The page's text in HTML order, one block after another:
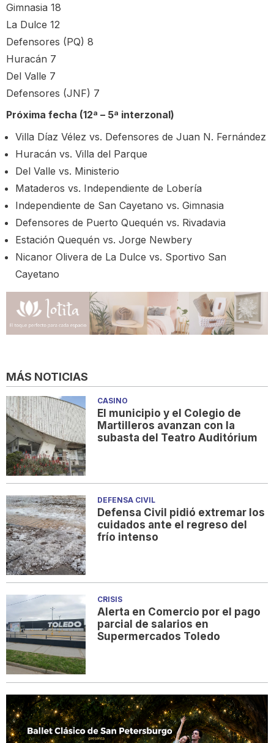
Gimnasia 18
La Dulce 12
Defensores (PQ) 8
Huracán 7
Del Valle 7
Defensores (JNF) 7
Próxima fecha (12ª – 5ª interzonal)
Villa Díaz Vélez vs. Defensores de Juan N. Fernández
Huracán vs. Villa del Parque
Del Valle vs. Ministerio
Mataderos vs. Independiente de Lobería
Independiente de San Cayetano vs. Gimnasia
Defensores de Puerto Quequén vs. Rivadavia
Estación Quequén vs. Jorge Newbery
Nicanor Olivera de La Dulce vs. Sportivo San
Cayetano
MÁS NOTICIAS
CASINO
El municipio y el Colegio de
Martilleros avanzan con la
subasta del Teatro Auditórium
DEFENSA CIVIL
Defensa Civil pidió extremar los
cuidados ante el regreso del
frío intenso
CRISIS
Alerta en Comercio por el pago
parcial de salarios en
Supermercados Toledo